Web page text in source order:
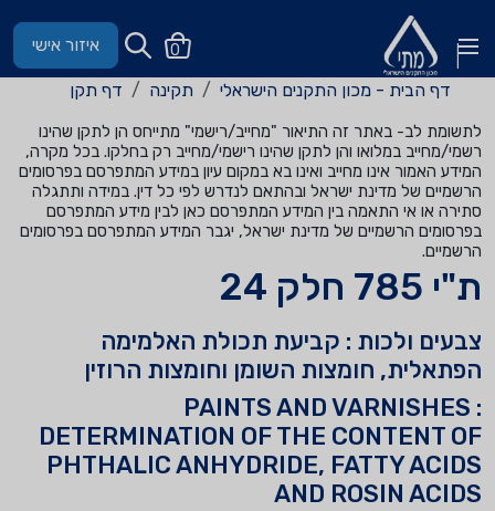
0 איזור אישי
דף הבית - מכון התקנים הישראלי תקינה דף תקן
לתשומת לב- באתר זה התיאור "מחייב/רישמי" מתייחס הן לתקן שהינו
רשמי/מחייב במלואו והן לתקן שהינו רישמי/מחייב רק בחלקו. בכל מקרה,
המידע האמור אינו מחייב ואינו בא במקום עיון במידע המתפרסם בפרסומים
הרשמיים של מדינת ישראל ובהתאם לנדרש לפי כל דין. במידה ותתגלה
סתירה או אי התאמה בין המידע המתפרסם כאן לבין מידע המתפרסם
בפרסומים הרשמיים של מדינת ישראל, יגבר המידע המתפרסם בפרסומים
הרשמיים.
ת"י 785 חלק 24
צבעים ולכות : קביעת תכולת האלמימה
הפתאלית, חומצות השומן וחומצות הרוזין
PAINTS AND VARNISHES :
DETERMINATION OF THE CONTENT OF
PHTHALIC ANHYDRIDE, FATTY ACIDS
AND ROSIN ACIDS